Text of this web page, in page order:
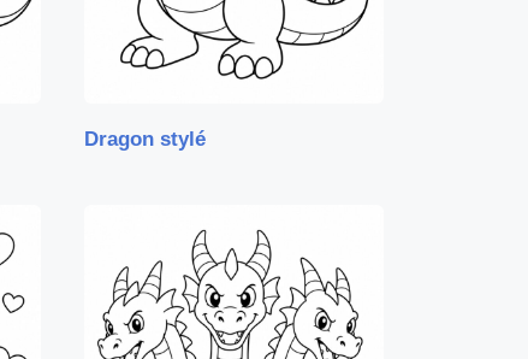
Dragon stylé